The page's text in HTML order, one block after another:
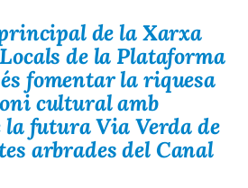
de la Xarxa
de la Plataforma
fomentar la riquesa
cultural amb
futura Via Verda de
arbrades del Canal